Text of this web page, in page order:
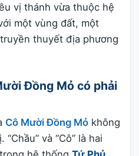
vị thánh vừa thuộc hệ
một vùng đất, một
thuyết địa phương
Đồng Mỏ có phải
Cô Mười Đồng Mỏ không
và “Cô” là hai